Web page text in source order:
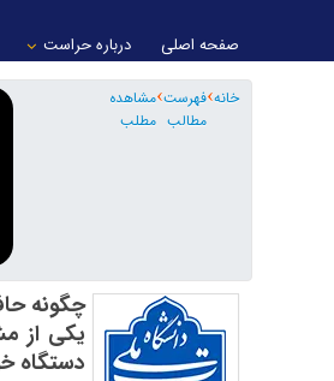
صفحه اصلی درباره حراست
خانه فهرست
مطالب
مشاهده
مطلب
چگونه
یکی از
دستگاه